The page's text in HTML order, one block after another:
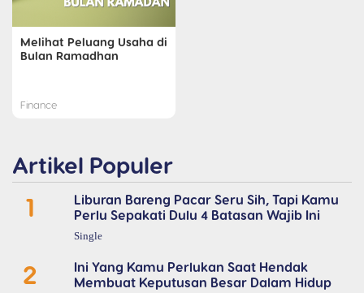
Melihat Peluang Usaha di
Bulan Ramadhan
Finance
Artikel Populer
1
Liburan Bareng Pacar Seru Sih, Tapi Kamu
Perlu Sepakati Dulu 4 Batasan Wajib Ini
Single
2
Ini Yang Kamu Perlukan Saat Hendak
Membuat Keputusan Besar Dalam Hidup